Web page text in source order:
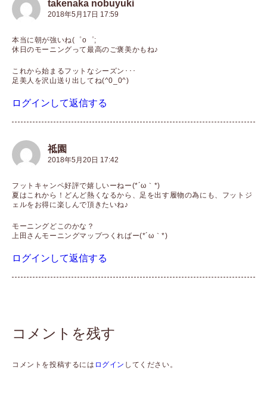
takenaka nobuyuki
2018年5月17日 17:59
本当に朝が強いね(゜o゜;
休日のモーニングって最高のご褒美かもね♪
これから始まるフットなシーズン･･･
足美人を沢山送り出してね(^0_0^)
ログインして返信する
祗園
2018年5月20日 17:42
フットキャンペ好評で嬉しいーねー(*´ω｀*)
夏はこれから！どんど熱くなるから、足を出す履物の為にも、フットジ
ェルをお得に楽しんで頂きたいね♪
モーニングどこのかな？
上田さんモーニングマップつくればー(*´ω｀*)
ログインして返信する
コメントを残す
コメントを投稿するには ログイン してください。